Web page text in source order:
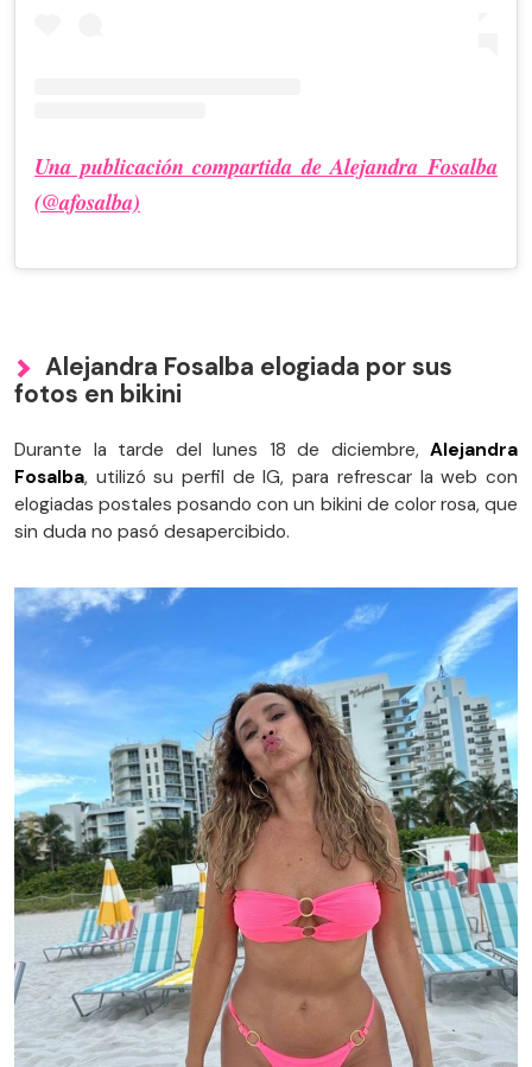
Una publicación compartida de Alejandra Fosalba
(@afosalba)
Alejandra Fosalba elogiada por sus
fotos en bikini
Durante la tarde del lunes 18 de diciembre, Alejandra
Fosalba, utilizó su perfil de IG, para refrescar la web con
elogiadas postales posando con un bikini de color rosa, que
sin duda no pasó desapercibido.